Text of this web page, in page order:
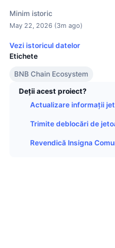
Minim istoric
May 22, 2026 (3m ago)
Vezi istoricul datelor
Etichete
BNB Chain Ecosystem
Deții acest proiect?
Actualizare informații
Trimite deblocări de
Revendică Insigna